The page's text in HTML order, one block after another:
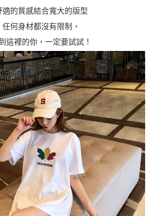
適的質感結合寬大的版型
任何身材都沒有限制，
這裡的你，一定要試試！